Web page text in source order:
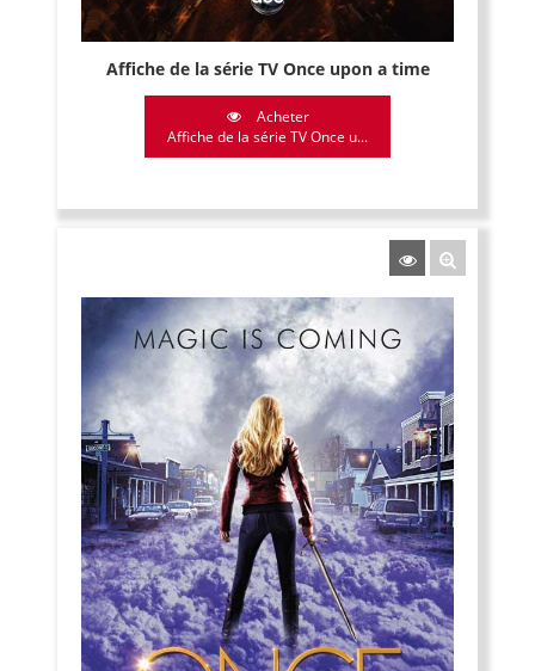
Affiche de la série TV Once upon a time
Acheter
Affiche de la série TV Once u...